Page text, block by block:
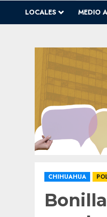
LOCALES MEDIO
CHIHUAHUA